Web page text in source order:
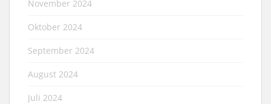
November 2024
Oktober 2024
September 2024
August 2024
Juli 2024